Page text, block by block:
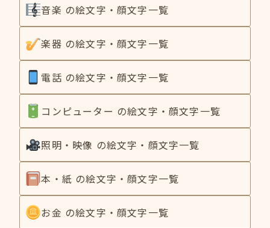
音楽 の絵文字・顔文字一覧
楽器 の絵文字・顔文字一覧
電話 の絵文字・顔文字一覧
コンピューター の絵文字・顔文字一覧
照明・映像 の絵文字・顔文字一覧
本・紙 の絵文字・顔文字一覧
お金 の絵文字・顔文字一覧